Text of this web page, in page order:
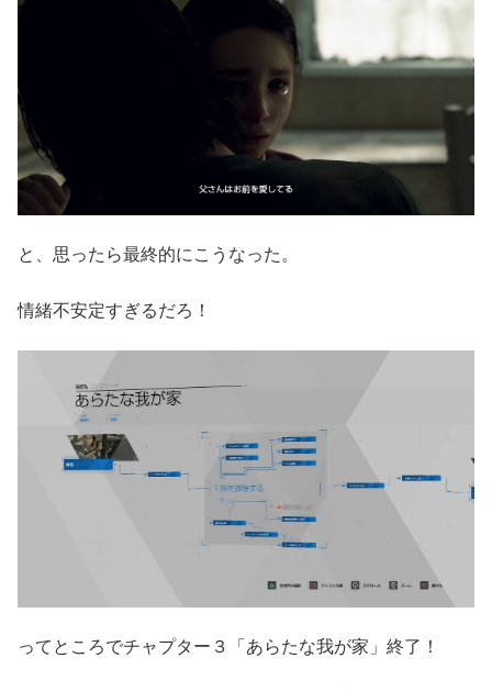
と、思ったら最終的にこうなった。
情緒不安定すぎるだろ！
ってところでチャプター３「あらたな我が家」終了！